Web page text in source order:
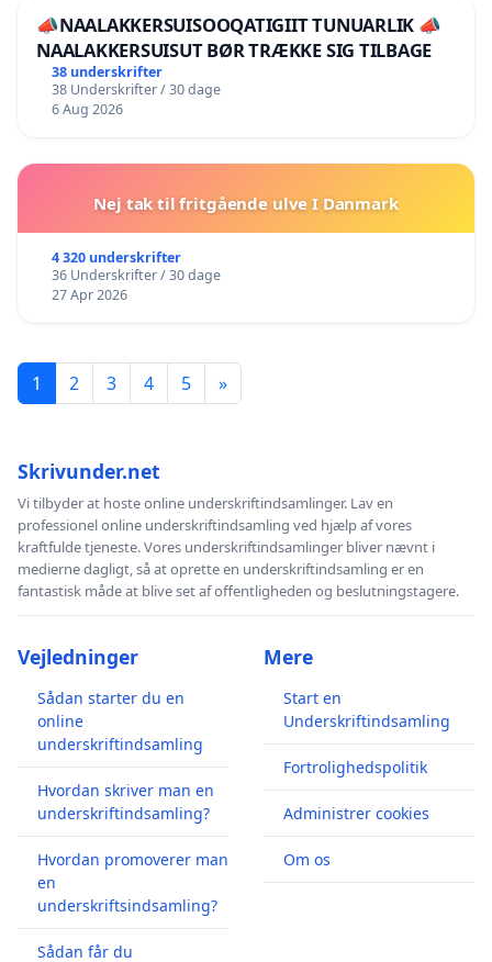
📣NAALAKKERSUISOOQATIGIIT TUNUARLIK 📣
NAALAKKERSUISUT BØR TRÆKKE SIG TILBAGE
38 underskrifter
38 Underskrifter / 30 dage
6 Aug 2026
Nej tak til fritgående ulve I Danmark
4 320 underskrifter
36 Underskrifter / 30 dage
27 Apr 2026
1 2 3 4 5 »
Skrivunder.net
Vi tilbyder at hoste online underskriftindsamlinger. Lav en
professionel online underskriftindsamling ved hjælp af vores
kraftfulde tjeneste. Vores underskriftindsamlinger bliver nævnt i
medierne dagligt, så at oprette en underskriftindsamling er en
fantastisk måde at blive set af offentligheden og beslutningstagere.
Vejledninger
Sådan starter du en
online
underskriftindsamling
Hvordan skriver man en
underskriftindsamling?
Hvordan promoverer man
en
underskriftsindsamling?
Sådan får du
Mere
Start en
Underskriftindsamling
Fortrolighedspolitik
Administrer cookies
Om os